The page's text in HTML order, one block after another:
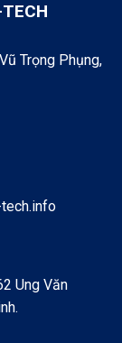
Trọng Phụng,
Ung Văn